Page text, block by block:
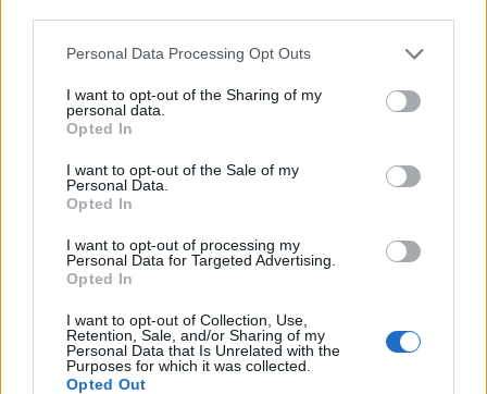
Personal Data Processing Opt Outs
I want to opt-out of the Sharing of my
personal data.
Opted In
I want to opt-out of the Sale of my
Personal Data.
Opted In
I want to opt-out of processing my
Personal Data for Targeted Advertising.
Opted In
I want to opt-out of Collection, Use,
Retention, Sale, and/or Sharing of my
Personal Data that Is Unrelated with the
Purposes for which it was collected.
Opted Out
Attention à cette plante à éviter avec l’ibuprofène
23 octobre 2025